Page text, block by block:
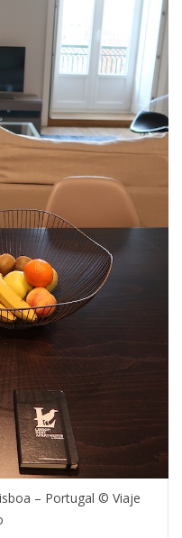
– Portugal © Viaje